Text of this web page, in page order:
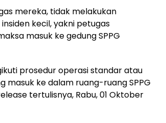
mereka, tidak melakukan
kecil, yakni petugas
masuk ke gedung SPPG
prosedur operasi standar atau
masuk ke dalam ruang-ruang SPPG
tertulisnya, Rabu, 01 Oktober